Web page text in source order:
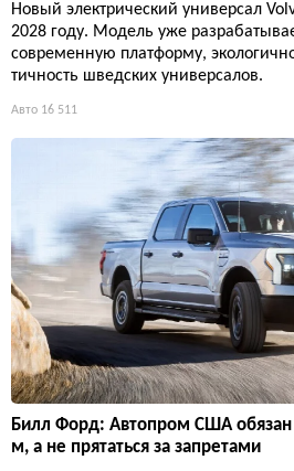
Новый электрический универсал
2028 году. Модель уже
современную платформу,
тичность шведских универсалов.
Авто 16 511
Билл Форд: Автопром США обязан
м, а не прятаться за запретами